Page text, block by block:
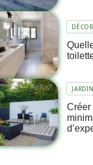
JARDIN
Créer